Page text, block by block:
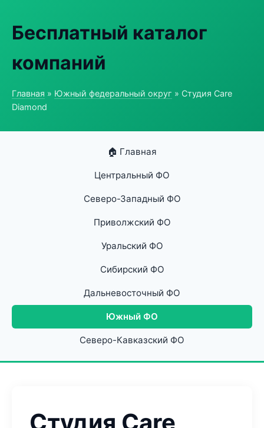
Бесплатный каталог
компаний
Главная » Южный федеральный округ » Студия Care
Diamond
🏠 Главная
Центральный ФО
Северо-Западный ФО
Приволжский ФО
Уральский ФО
Сибирский ФО
Дальневосточный ФО
Южный ФО
Северо-Кавказский ФО